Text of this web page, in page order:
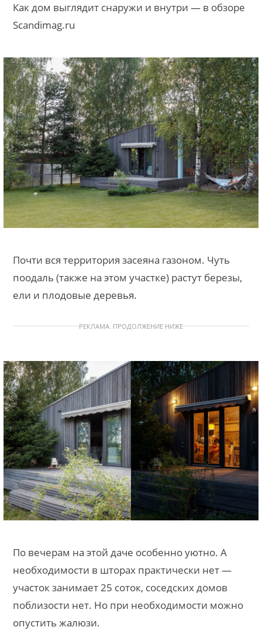
Как дом выглядит снаружи и внутри — в обзоре
Scandimag.ru
Почти вся территория засеяна газоном. Чуть
поодаль (также на этом участке) растут березы,
ели и плодовые деревья.
РЕКЛАМА. ПРОДОЛЖЕНИЕ НИЖЕ
По вечерам на этой даче особенно уютно. А
необходимости в шторах практически нет —
участок занимает 25 соток, соседских домов
поблизости нет. Но при необходимости можно
опустить жалюзи.